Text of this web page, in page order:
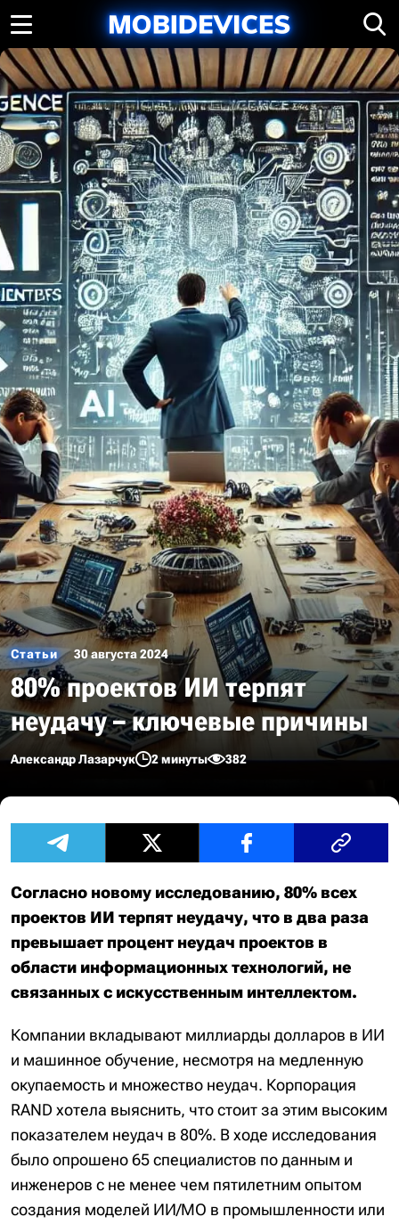
Статьи 30 августа 2024
80% проектов ИИ терпят
неудачу – ключевые причины
Александр Лазарчук 2 минуты 382
Согласно новому исследованию, 80% всех
проектов ИИ терпят неудачу, что в два раза
превышает процент неудач проектов в
области информационных технологий, не
связанных с искусственным интеллектом.
Компании вкладывают миллиарды долларов в ИИ
и машинное обучение, несмотря на медленную
окупаемость и множество неудач. Корпорация
RAND хотела выяснить, что стоит за этим высоким
показателем неудач в 80%. В ходе исследования
было опрошено 65 специалистов по данным и
инженеров с не менее чем пятилетним опытом
создания моделей ИИ/МО в промышленности или